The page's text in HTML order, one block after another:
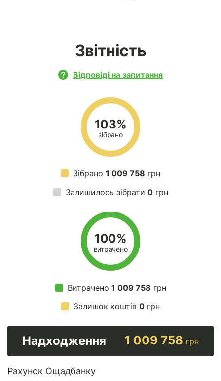
Звітність
Відповіді на запитання
103%
зібрано
Зібрано 1 009 758 грн
Залишилось зібрати 0грн
100%
витрачено
Витрачено 1 009 758 грн
Залишок коштів 0 грн
Надходження 1 009 758 грн
Рахунок Ощадбанку